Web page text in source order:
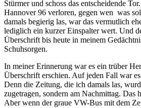
Stürmer und schoss das entscheidende Tor.
Hannover 96 verloren, gegen wen ­ was
damals begierig las, war das vermutlich
lediglich ein kurzer Einspalter wert. Und
Überschrift bis heute in meinem
Schuhsorgen.
In meiner Erinnerung war es ein trüber
Überschrift erschien. Auf jeden Fall war
Denn die Zeitung, die ich damals las,
zugetragen, sondern am Nachmittag. Das
Aber wenn der graue VW-Bus mit dem